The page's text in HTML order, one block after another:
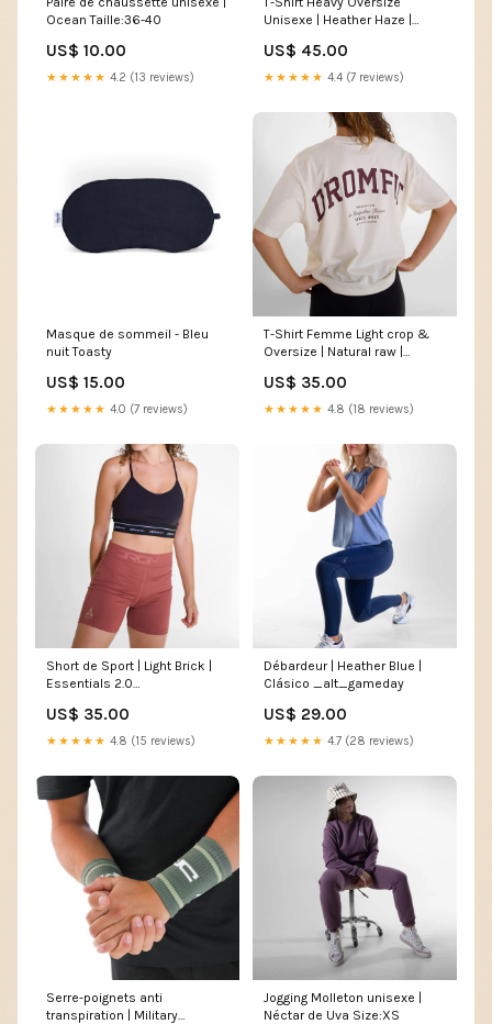
Ocean Taille:36-40
US$ 10.00
★★★★★ 4.2 (13 reviews)
Unisexe | Heather Haze |
US$ 45.00
★★★★★ 4.4 (7 reviews)
Masque de sommeil - Bleu
nuit Toasty
US$ 15.00
★★★★★ 4.0 (7 reviews)
T-Shirt Femme Light crop &
Oversize | Natural raw |
US$ 35.00
★★★★★ 4.8 (18 reviews)
Short de Sport | Light Brick |
Essentials 2.0
US$ 35.00
★★★★★ 4.8 (15 reviews)
Débardeur | Heather Blue |
Clásico _alt_gameday
US$ 29.00
★★★★★ 4.7 (28 reviews)
Serre-poignets anti
transpiration | Military
Jogging Molleton unisexe |
Néctar de Uva Size:XS